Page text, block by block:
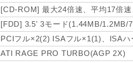
[CD-ROM] 最大24倍速、平均17倍
[FDD] 3.5' 3モード(1.44MB/1.2MB/
PCIフル×2(2) ISAフル×1(1)、ISAハ
ATI RAGE PRO TURBO(AGP 2X)